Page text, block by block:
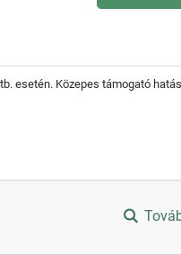
esetén. Közepes támogató